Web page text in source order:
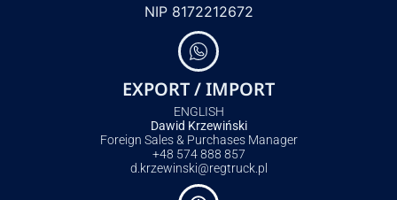
NIP 8172212672
EXPORT / IMPORT
ENGLISH
Dawid Krzewiński
Foreign Sales & Purchases Manager
+48 574 888 857
d.krzewinski@regtruck.pl